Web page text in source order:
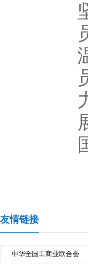
友情链接
中华全国工商业联合会